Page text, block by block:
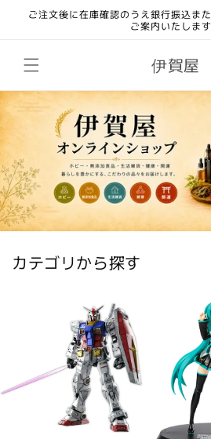
ンツに
ご注文後に在庫確認のうえ銀行振込ま
ご案内いたします
伊賀屋
カテゴリから探す